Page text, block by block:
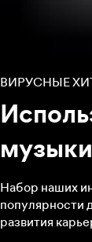
ВИРУСНЫЕ
Набор наших
популярности
развития